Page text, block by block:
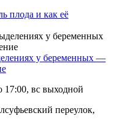
плода и как её
у беременных —
17:00, вс выходной
переулок,